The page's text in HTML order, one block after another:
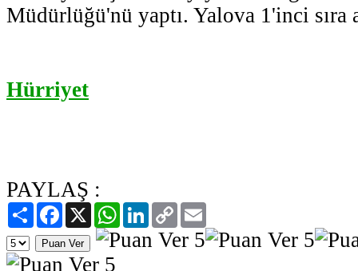
Müdürlüğü'nü yaptı. Yalova 1'inci sıra
Hürriyet
PAYLAŞ :
PaylaşFacebook
X WhatsAppLinkedIn
Copy
Link